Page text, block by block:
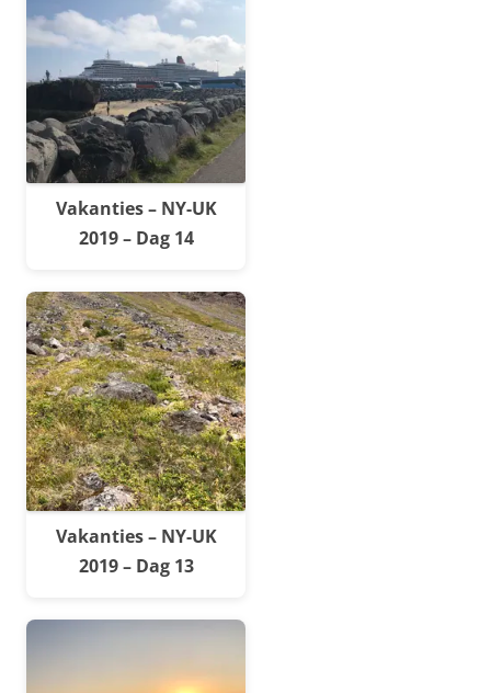
Vakanties – NY-UK
2019 – Dag 14
Vakanties – NY-UK
2019 – Dag 13